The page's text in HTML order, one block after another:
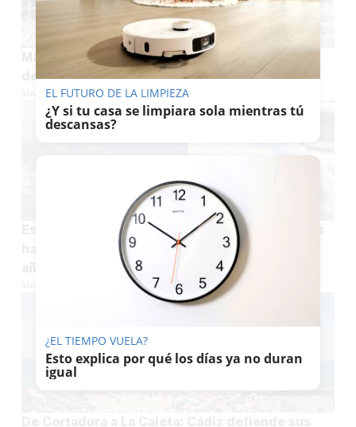
Más confort, menos consumo: así cambian más
de 100 viviendas públicas en Cádiz
MARÍA CRISOL
Esta es la provincia andaluza donde los radares
hacen más caja: 16,5 millones en multas en un
EL FUTURO DE LA LIMPIEZA
¿Y si tu casa se limpiara sola mientras tú
descansas?
¿EL TIEMPO VUELA?
Esto explica por qué los días ya no duran
igual